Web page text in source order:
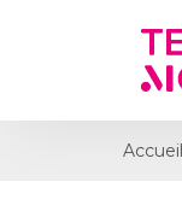
Accueil